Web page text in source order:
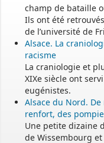
champ de bataille
Ils ont été
de l’université de
Alsace. La
racisme
La craniologie et
XIXe siècle ont
eugénistes.
Alsace du Nord.
renfort, des
Une petite dizaine
de Wissembourg